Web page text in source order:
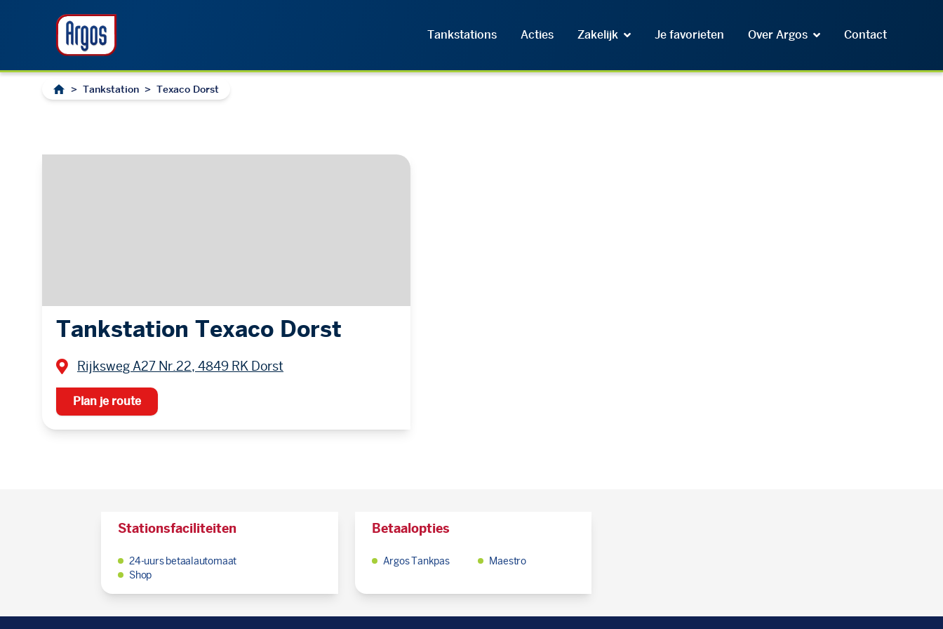
Tankstations Acties Zakelijk Je favorieten Over Argos Contact
> Tankstation > Texaco Dorst
Tankstation Texaco Dorst
Rijksweg A27 Nr.22, 4849 RK Dorst
Plan je route
Stationsfaciliteiten
24-uurs betaalautomaat
Shop
Betaalopties
Argos Tankpas Maestro